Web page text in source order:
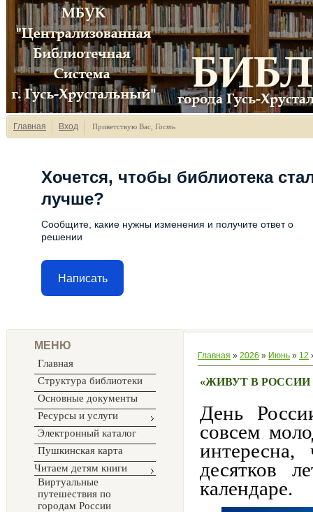
Главная Вход Приветствую Вас Гость
Хочется, чтобы библиотека
лучше?
Сообщите, какие нужны изменения и получите ответ о
решении
Написать
МЕНЮ
Главная
Структура библиотеки
Основные документы
Ресурсы и услуги
Электронный каталог
Пушкинская карта
Читаем детям книги
Виртуальные
путешествия по
городам России
Главная » 2026 » Июнь » 12
«ЖИВУТ В
День
совсем
десятков
календаре.